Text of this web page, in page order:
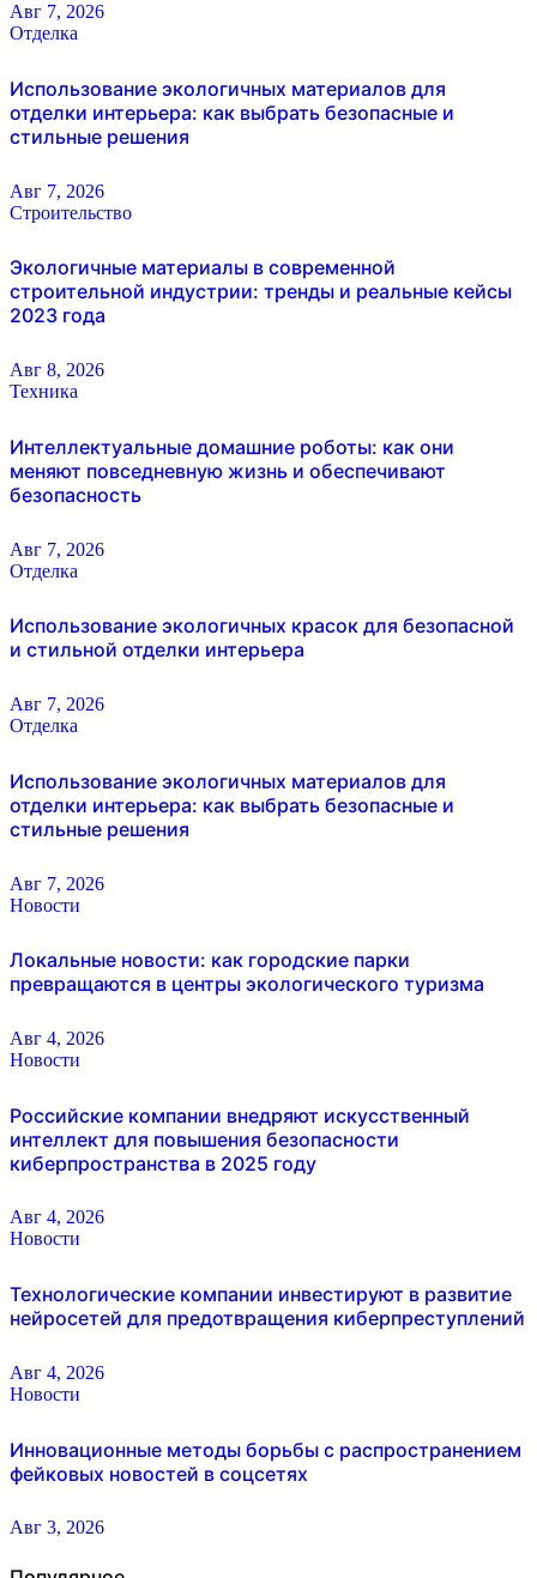
Авг 7, 2026
Отделка
Использование экологичных материалов для
отделки интерьера: как выбрать безопасные и
стильные решения
Авг 7, 2026
Строительство
Экологичные материалы в современной
строительной индустрии: тренды и реальные кейсы
2023 года
Авг 8, 2026
Техника
Интеллектуальные домашние роботы: как они
меняют повседневную жизнь и обеспечивают
безопасность
Авг 7, 2026
Отделка
Использование экологичных красок для безопасной
и стильной отделки интерьера
Авг 7, 2026
Отделка
Использование экологичных материалов для
отделки интерьера: как выбрать безопасные и
стильные решения
Авг 7, 2026
Новости
Локальные новости: как городские парки
превращаются в центры экологического туризма
Авг 4, 2026
Новости
Российские компании внедряют искусственный
интеллект для повышения безопасности
киберпространства в 2025 году
Авг 4, 2026
Новости
Технологические компании инвестируют в развитие
нейросетей для предотвращения киберпреступлений
Авг 4, 2026
Новости
Инновационные методы борьбы с распространением
фейковых новостей в соцсетях
Авг 3, 2026